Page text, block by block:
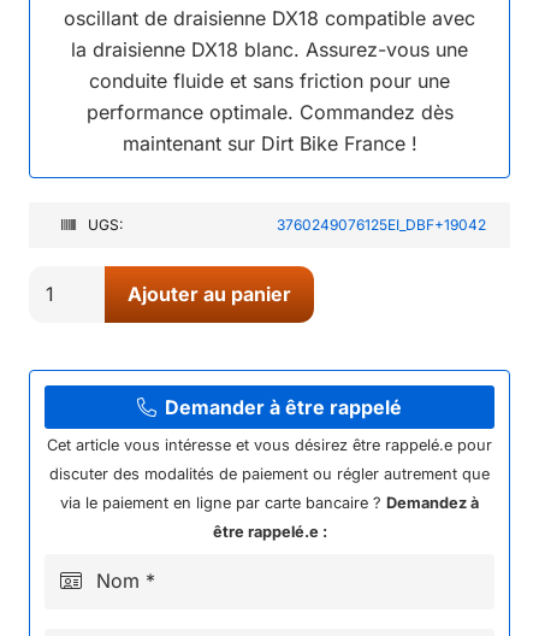
oscillant de draisienne DX18 compatible avec
la draisienne DX18 blanc. Assurez-vous une
conduite fluide et sans friction pour une
performance optimale. Commandez dès
maintenant sur Dirt Bike France !
UGS: 3760249076125EI_DBF+19042
ROULEMENT
ZZ
BRAS
OSCILLANT
DX18
Ajouter au panier
Demander à être rappelé
Cet article vous intéresse et vous désirez être rappelé.e pour
discuter des modalités de paiement ou régler autrement que
via le paiement en ligne par carte bancaire ? Demandez à
être rappelé.e :
Nom *